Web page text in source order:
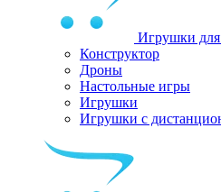
Игрушки для
Конструктор
Дроны
Настольные игры
Игрушки
Игрушки c